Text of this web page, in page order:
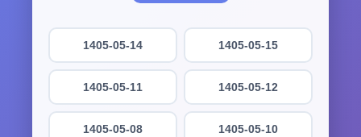
1405-05-15
1405-05-14
1405-05-12
1405-05-11
1405-05-10
1405-05-08